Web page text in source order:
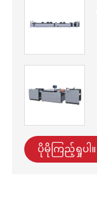
ပိုမိုကြည့်ရှုပါ။